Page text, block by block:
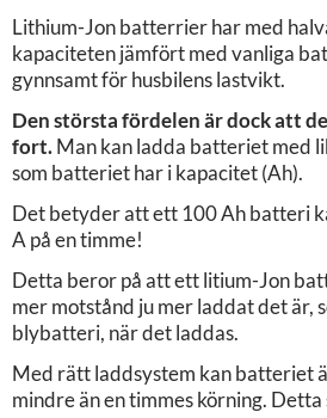
Lithium-Jon batterrier har med
kapaciteten jämfört med vanliga
gynnsamt för husbilens lastvikt.
Den största fördelen är dock att
fort.Man kan ladda batteriet med
som batteriet har i kapacitet (Ah).
Det betyder att ett 100 Ah batteri
A på en timme!
Detta beror på att ett litium-Jon
mer motstånd ju mer laddat det är,
blybatteri, när det laddas.
Med rätt laddsystem kan batteriet
mindre än en timmes körning.